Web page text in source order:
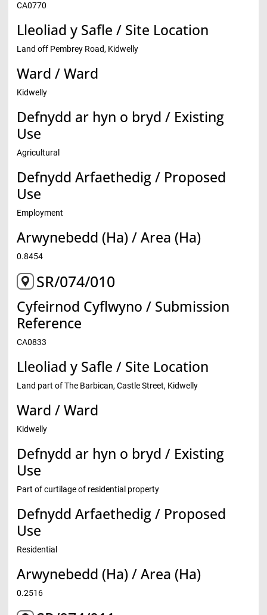
CA0770
Lleoliad y Safle / Site Location
Land off Pembrey Road, Kidwelly
Ward / Ward
Kidwelly
Defnydd ar hyn o bryd / Existing
Use
Agricultural
Defnydd Arfaethedig / Proposed
Use
Employment
Arwynebedd (Ha) / Area (Ha)
0.8454
SR/074/010
Cyfeirnod Cyflwyno / Submission
Reference
CA0833
Lleoliad y Safle / Site Location
Land part of The Barbican, Castle Street, Kidwelly
Ward / Ward
Kidwelly
Defnydd ar hyn o bryd / Existing
Use
Part of curtilage of residential property
Defnydd Arfaethedig / Proposed
Use
Residential
Arwynebedd (Ha) / Area (Ha)
0.2516